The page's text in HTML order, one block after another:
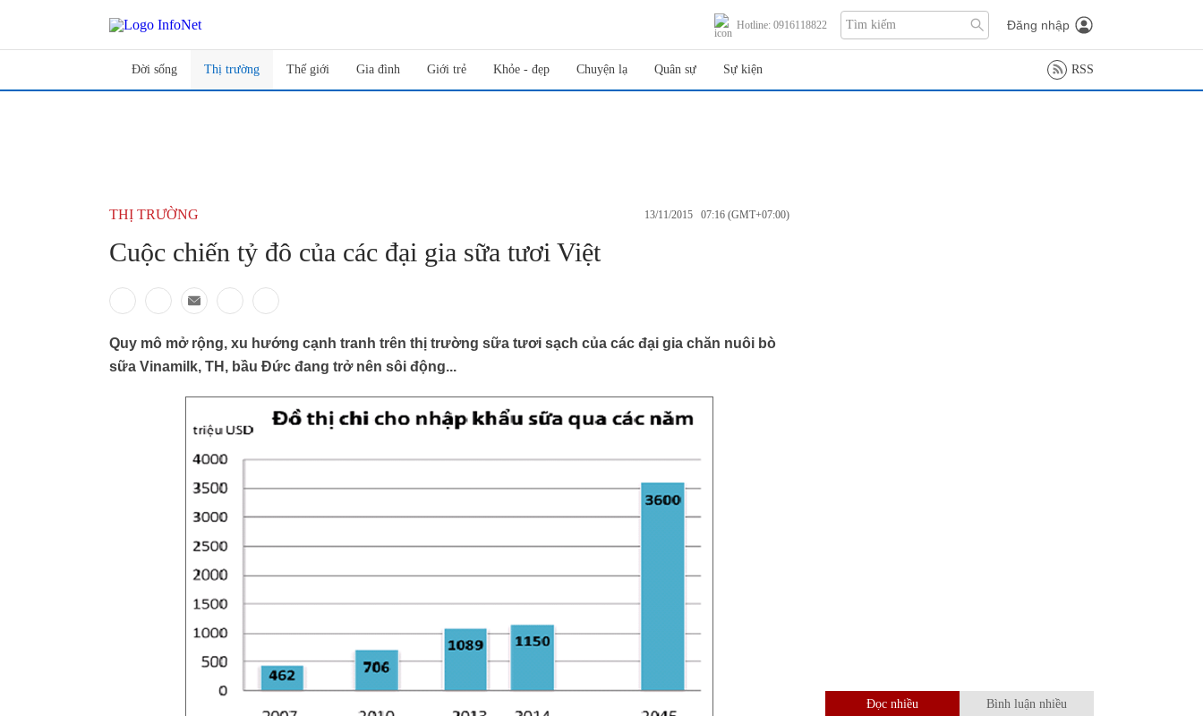
Hotline: 0916118822 Đăng nhập
Đời sống Thị trường Thế giới Gia đình Giới trẻ Khỏe - đẹp Chuyện lạ Quân sự Sự kiện RSS
THỊ TRƯỜNG 13/11/2015 07:16 (GMT+07:00)
Cuộc chiến tỷ đô của các đại gia sữa tươi Việt
Quy mô mở rộng, xu hướng cạnh tranh trên thị trường sữa tươi sạch của các đại gia chăn nuôi bò
sữa Vinamilk, TH, bầu Đức đang trở nên sôi động...
Đọc nhiều Bình luận nhiều